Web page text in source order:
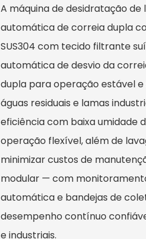
A máquina de desidratação de
automática de correia dupla
SUS304 com tecido filtrante
automática de desvio da
dupla para operação estável
águas residuais e lamas
eficiência com baixa umidade
operação flexível, além de
minimizar custos de
modular — com
automática e bandejas de
desempenho contínuo
e industriais.